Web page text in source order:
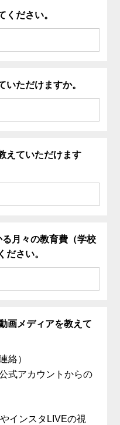
ください。
いただけますか。
えていただけます
月々の教育費（学校
ださい。
画メディアを教えて
絡）
式アカウントからの
インスタLIVEの視